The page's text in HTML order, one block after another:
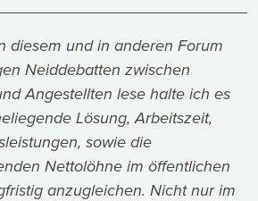
diesem und in anderen Forum
Neiddebatten zwischen
Angestellten lese halte ich es
Lösung, Arbeitszeit,
sowie die
Nettolöhne im öffentlichen
anzugleichen. Nicht nur im